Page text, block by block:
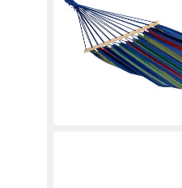
Stabhängematte
Familienhängematte
ab 37,53 € UVP43,90 €
lieferbar - in 3-4